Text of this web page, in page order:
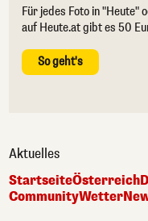
Für jedes Foto in "Heute"
auf Heute.at gibt es 50
So geht's
Aktuelles
StartseiteÖsterreich
CommunityWetter